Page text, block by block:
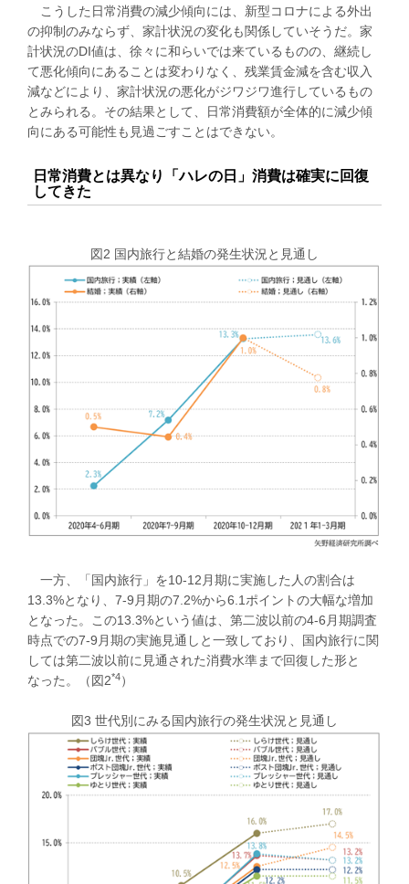
こうした日常消費の減少傾向には、新型コロナによる外出
の抑制のみならず、家計状況の変化も関係していそうだ。家
計状況のDI値は、徐々に和らいでは来ているものの、継続し
て悪化傾向にあることは変わりなく、残業賃金減を含む収入
減などにより、家計状況の悪化がジワジワ進行しているもの
とみられる。その結果として、日常消費額が全体的に減少傾
向にある可能性も見過ごすことはできない。
日常消費とは異なり「ハレの日」消費は確実に回復
してきた
図2 国内旅行と結婚の発生状況と見通し
一方、「国内旅行」を10-12月期に実施した人の割合は
13.3%となり、7-9月期の7.2%から6.1ポイントの大幅な増加
となった。この13.3%という値は、第二波以前の4-6月期調査
時点での7-9月期の実施見通しと一致しており、国内旅行に関
しては第二波以前に見通された消費水準まで回復した形と
なった。（図2*4）
図3 世代別にみる国内旅行の発生状況と見通し